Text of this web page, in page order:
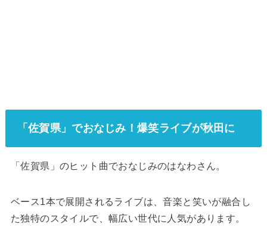
「佐賀県」でおなじみ！爆笑ライブが秋田に
「佐賀県」のヒット曲でおなじみのはなわさん。
ベース1本で展開されるライブは、音楽と笑いが融合し
た独特のスタイルで、幅広い世代に人気があります。